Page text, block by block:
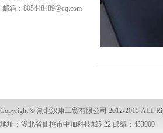
邮箱： 805448489@qq.com
Copyright © 湖北汉康工贸有限公司 2012-2015 ALL
地址：湖北省仙桃市中加科技城5-22 邮编：433000